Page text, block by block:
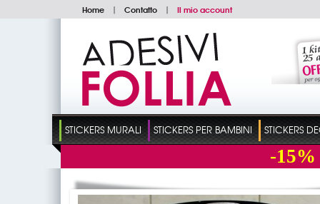
Home | Contatto | Il mio account
STICKERS MURALI STICKERS PER BAMBINI STICKERS
-15%